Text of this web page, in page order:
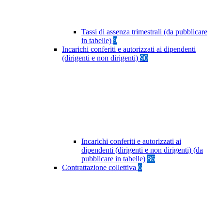
Tassi di assenza trimestrali (da pubblicare
in tabelle) 9
Incarichi conferiti e autorizzati ai dipendenti
(dirigenti e non dirigenti) 90
Incarichi conferiti e autorizzati ai
dipendenti (dirigenti e non dirigenti) (da
pubblicare in tabelle) 86
Contrattazione collettiva 6